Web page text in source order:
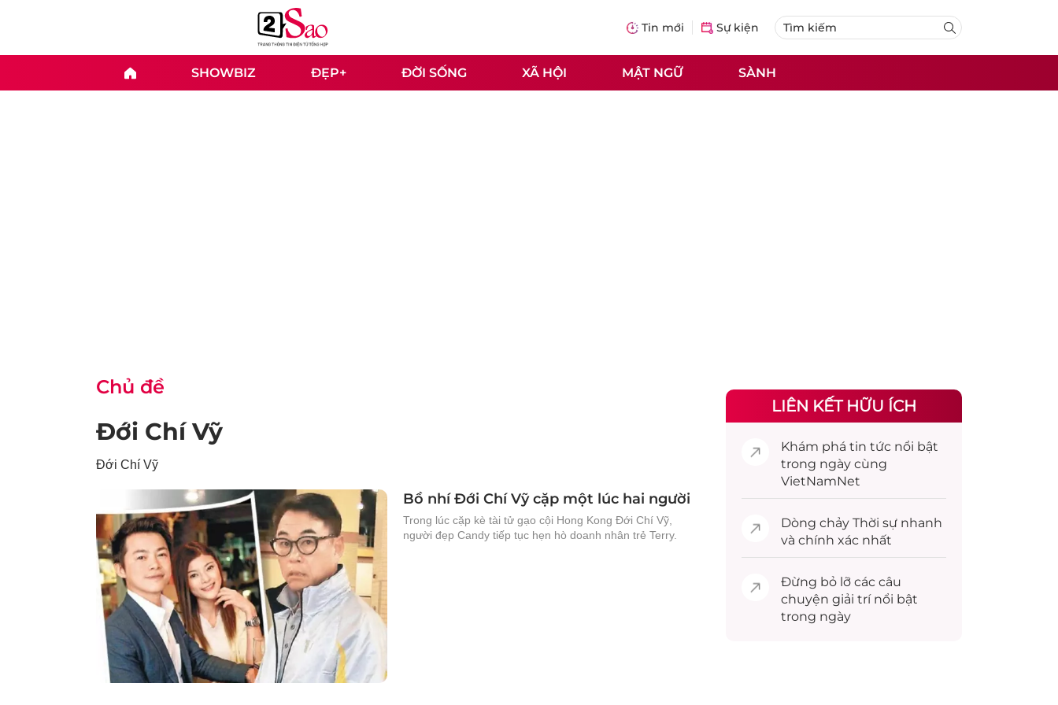
Tin mới Sự kiện
SHOWBIZ ĐẸP+ ĐỜI SỐNG XÃ HỘI MẬT NGỮ SÀNH
Chủ đề
Đới Chí Vỹ
Đới Chí Vỹ
Bồ nhí Đới Chí Vỹ cặp một lúc hai người
Trong lúc cặp kè tài tử gạo cội Hong Kong Đới Chí Vỹ,
người đẹp Candy tiếp tục hẹn hò doanh nhân trẻ Terry.
LIÊN KẾT HỮU ÍCH
Khám phá tin tức nổi bật
trong ngày cùng
VietNamNet
Dòng chảy Thời sự nhanh
và chính xác nhất
Đừng bỏ lỡ các câu
chuyện giải trínổi bật
trong ngày